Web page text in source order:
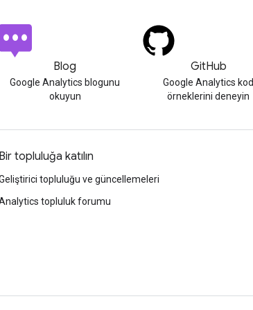
Blog
Google Analytics blogunu
okuyun
GitHub
Google Analytics kod
örneklerini deneyin
Bir topluluğa katılın
topluluğu ve güncellemeleri
topluluk forumu